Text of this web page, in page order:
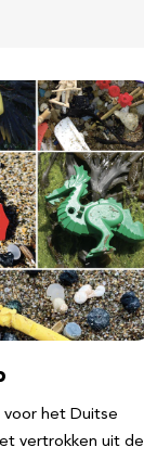
het Duitse
vertrokken uit de